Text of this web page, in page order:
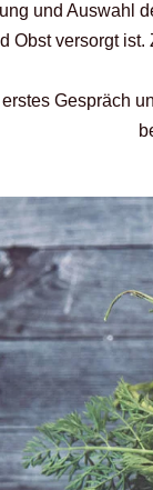
und Auswahl
Obst versorgt
Gespräch